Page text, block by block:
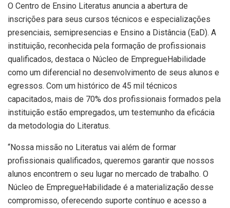
O Centro de Ensino Literatus anuncia a abertura de
inscrições para seus cursos técnicos e especializações
presenciais, semipresencias e Ensino a Distância (EaD). A
instituição, reconhecida pela formação de profissionais
qualificados, destaca o Núcleo de EmpregueHabilidade
como um diferencial no desenvolvimento de seus alunos e
egressos. Com um histórico de 45 mil técnicos
capacitados, mais de 70% dos profissionais formados pela
instituição estão empregados, um testemunho da eficácia
da metodologia do Literatus.
“Nossa missão no Literatus vai além de formar
profissionais qualificados, queremos garantir que nossos
alunos encontrem o seu lugar no mercado de trabalho. O
Núcleo de EmpregueHabilidade é a materialização desse
compromisso, oferecendo suporte contínuo e acesso a